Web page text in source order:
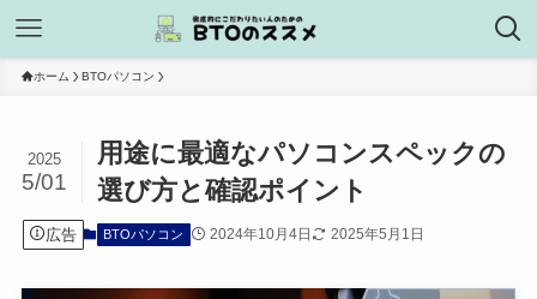
ホーム BTOパソコン
用途に最適なパソコンスペックの
選び方と確認ポイント
2025
5/01
広告 BTOパソコン 2024年10月4日 2025年5月1日